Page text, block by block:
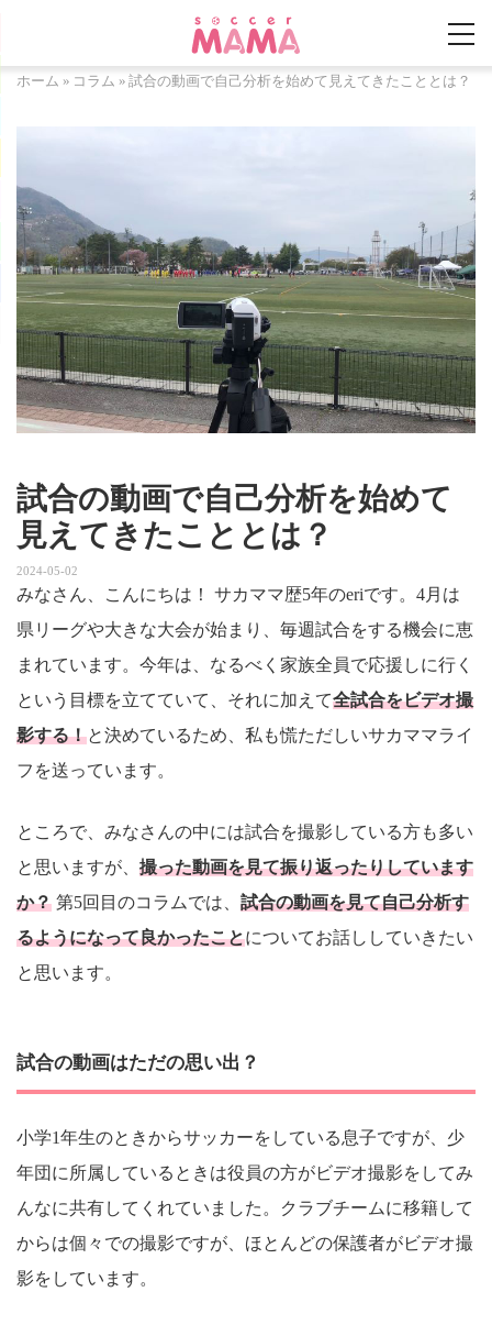
ホーム » コラム » 試合の動画で自己分析を始めて見えてきたこととは？
試合の動画で自己分析を始めて
見えてきたこととは？
2024-05-02
みなさん、こんにちは！ サカママ歴5年のeriです。4月は
県リーグや大きな大会が始まり、毎週試合をする機会に恵
まれています。今年は、なるべく家族全員で応援しに行く
という目標を立てていて、それに加えて全試合をビデオ撮
影する！と決めているため、私も慌ただしいサカママライ
フを送っています。
ところで、みなさんの中には試合を撮影している方も多い
と思いますが、 撮った動画を見て振り返ったりしています
か？ 第5回目のコラムでは、 試合の動画を見て自己分析す
るようになって良かったことについてお話ししていきたい
と思います。
試合の動画はただの思い出？
小学1年生のときからサッカーをしている息子ですが、少
年団に所属しているときは役員の方がビデオ撮影をしてみ
んなに共有してくれていました。クラブチームに移籍して
からは個々での撮影ですが、ほとんどの保護者がビデオ撮
影をしています。